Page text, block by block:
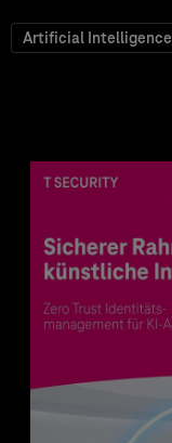
Artificial Intelligence